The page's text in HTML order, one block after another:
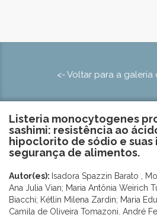
<- Voltar para a galeria
Listeria monocytogenes
sashimi: resistência ao
hipoclorito de sódio e
segurança de alimentos.
Autor(es): Isadora Spazzin Barato ,
Ana Julia Vian; Maria Antônia Weirich
Biacchi; Kétlin Milena Zardin; Maria
Camila de Oliveira Tomazoni. André